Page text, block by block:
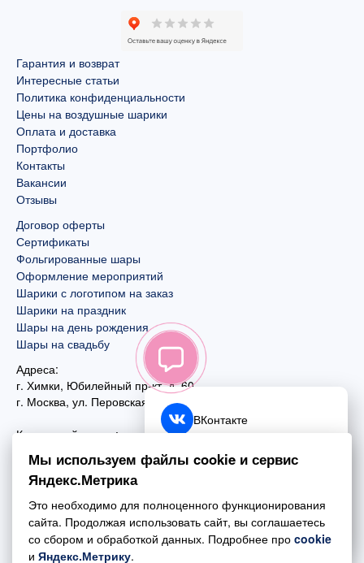
Гарантия и возврат
Интересные статьи
Политика конфиденциальности
Цены на воздушные шарики
Оплата и доставка
Портфолио
Контакты
Вакансии
Отзывы
Договор оферты
Сертификаты
Фольгированные шары
Оформление мероприятий
Шарики с логотипом на заказ
Шарики на праздник
Шары на день рождения
Шары на свадьбу
Адреса:
г. Химки, Юбилейный пр-кт, д. 60
г. Москва, ул. Перовская, д. 59
Контактный номер:
+7 (495) 970-44-75
Почта:
mail@esta-fiesta.ru
Режим работы интернет-магазина:
ВКонтакте
Telegram
Обратный звонок
Мы используем файлы cookie и сервис
Яндекс.Метрика
Это необходимо для полноценного функционирования
сайта. Продолжая использовать сайт, вы соглашаетесь
со сбором и обработкой данных. Подробнее про cookie
и Яндекс.Метрику.